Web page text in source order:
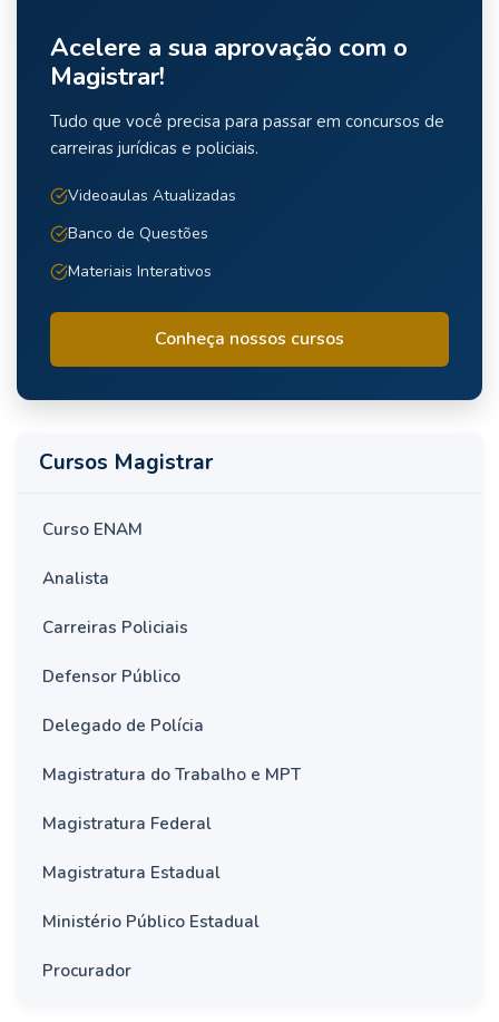
Acelere a sua aprovação com o
Magistrar!
Tudo que você precisa para passar em concursos de
carreiras jurídicas e policiais.
Videoaulas Atualizadas
Banco de Questões
Materiais Interativos
Conheça nossos cursos
Cursos Magistrar
Curso ENAM
Analista
Carreiras Policiais
Defensor Público
Delegado de Polícia
Magistratura do Trabalho e MPT
Magistratura Federal
Magistratura Estadual
Ministério Público Estadual
Procurador